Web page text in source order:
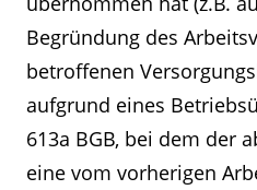
Begründung des
betroffenen
aufgrund eines
613a BGB, bei dem der
eine vom vorherigen